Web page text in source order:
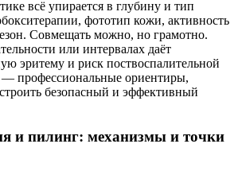
всё упирается в глубину и тип
фототип кожи, активность
Совмещать можно, но грамотно.
или интервалах даёт
эритему и риск поствоспалительной
профессиональные ориентиры,
безопасный и эффективный
и пилинг: механизмы и точки